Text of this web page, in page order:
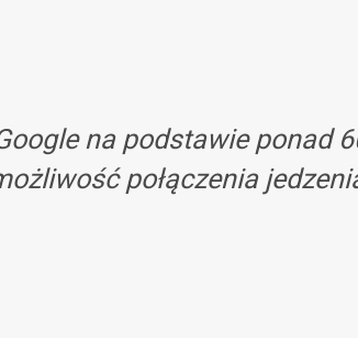
na podstawie ponad
połączenia